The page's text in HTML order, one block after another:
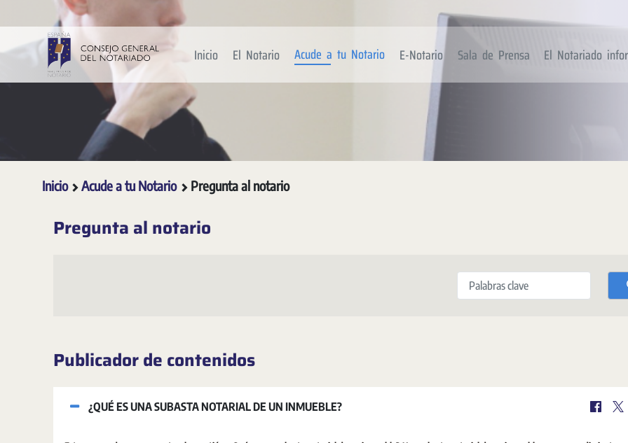
Saltar al contenido principal
Inicio El Notario Acude a tu Notario E-Notario Sala de Prensa El Notariado
Inicio Acude a tu Notario Pregunta al notario
Pregunta al notario
Palabras clave
Publicador de contenidos
¿QUÉ ES UNA SUBASTA NOTARIAL DE UN INMUEBLE?